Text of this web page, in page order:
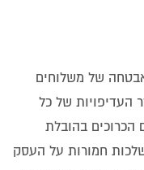
של משלוחים
העדיפויות של כל
הכרוכים בהובלת
חמורות על העסק